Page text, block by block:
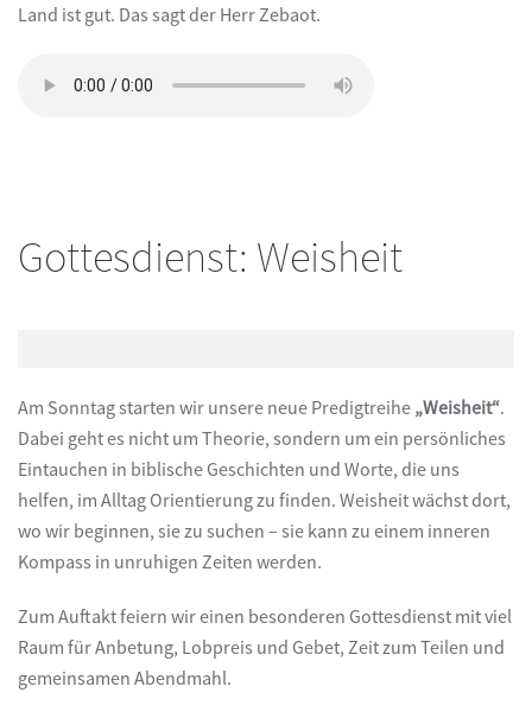
Land ist gut. Das sagt der Herr Zebaot.
Gottesdienst: Weisheit
Am Sonntag starten wir unsere neue Predigtreihe „Weisheit“.
Dabei geht es nicht um Theorie, sondern um ein persönliches
Eintauchen in biblische Geschichten und Worte, die uns
helfen, im Alltag Orientierung zu finden. Weisheit wächst dort,
wo wir beginnen, sie zu suchen – sie kann zu einem inneren
Kompass in unruhigen Zeiten werden.
Zum Auftakt feiern wir einen besonderen Gottesdienst mit viel
Raum für Anbetung, Lobpreis und Gebet, Zeit zum Teilen und
gemeinsamen Abendmahl.